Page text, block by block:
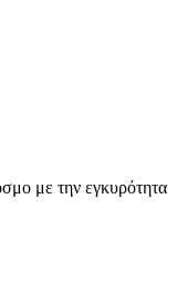
με την εγκυρότητα